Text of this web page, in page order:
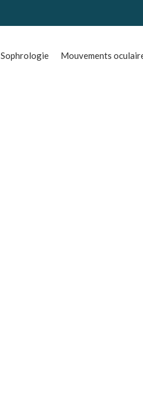
Sophrologie Mouvements